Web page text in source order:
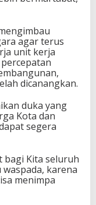
agar terus
unit kerja
dicanangkan.
duka yang
Kota dan
segera
bagi Kita seluruh
karena
menimpa